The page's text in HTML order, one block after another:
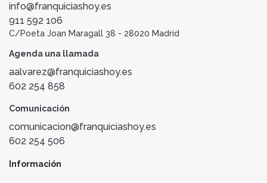
info@franquiciashoy.es
911 592 106
C/Poeta Joan Maragall 38 - 28020 Madrid
Agenda una llamada
aalvarez@franquiciashoy.es
602 254 858
Comunicación
comunicacion@franquiciashoy.es
602 254 506
Información